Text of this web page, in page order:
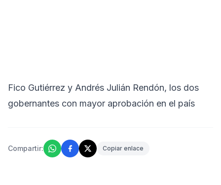
Fico Gutiérrez y Andrés Julián Rendón, los dos
gobernantes con mayor aprobación en el país
Compartir: Copiar enlace